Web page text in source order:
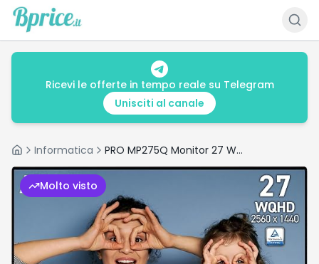
Ricevi le offerte in tempo reale su Telegram
Unisciti al canale
HomeInformatica PRO MP275Q Monitor 27 WQHD - 2560 x 1440, pannello IPS
Molto visto